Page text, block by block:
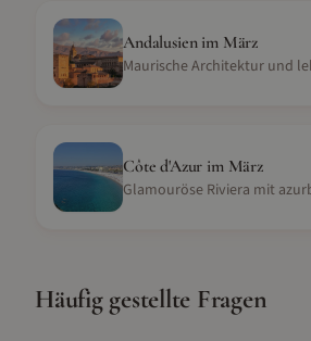
Andalusienim März
Côte d'Azur im März
Häufig gestellte Fragen